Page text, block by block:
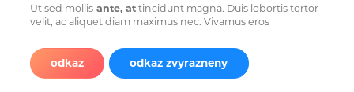
Ut sed mollisante, attincidunt magna. Duis lobortis tortor
velit, ac aliquet diam maximus nec. Vivamus eros
odkaz odkaz zvyrazneny